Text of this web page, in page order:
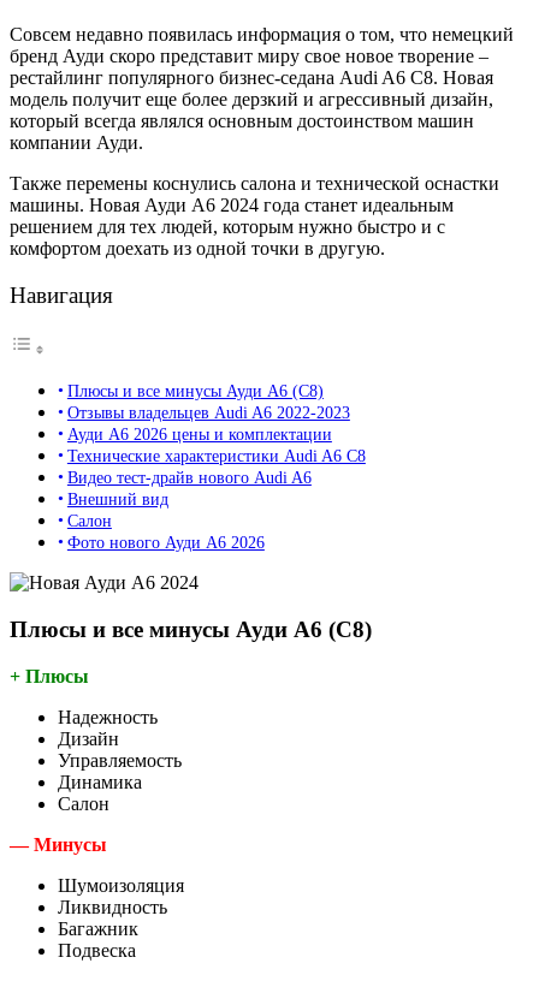
Совсем недавно появилась информация о том, что немецкий
бренд Ауди скоро представит миру свое новое творение –
рестайлинг популярного бизнес-седана Audi A6 C8. Новая
модель получит еще более дерзкий и агрессивный дизайн,
который всегда являлся основным достоинством машин
компании Ауди.
Также перемены коснулись салона и технической оснастки
машины. Новая Ауди А6 2024 года станет идеальным
решением для тех людей, которым нужно быстро и с
комфортом доехать из одной точки в другую.
Навигация
Плюсы и все минусы Ауди А6 (C8)
Отзывы владельцев Audi A6 2022-2023
Ауди А6 2026 цены и комплектации
Технические характеристики Audi A6 C8
Видео тест-драйв нового Audi A6
Внешний вид
Салон
Фото нового Ауди А6 2026
Плюсы и все минусы Ауди А6 (C8)
+ Плюсы
Надежность
Дизайн
Управляемость
Динамика
Салон
— Минусы
Шумоизоляция
Ликвидность
Багажник
Подвеска